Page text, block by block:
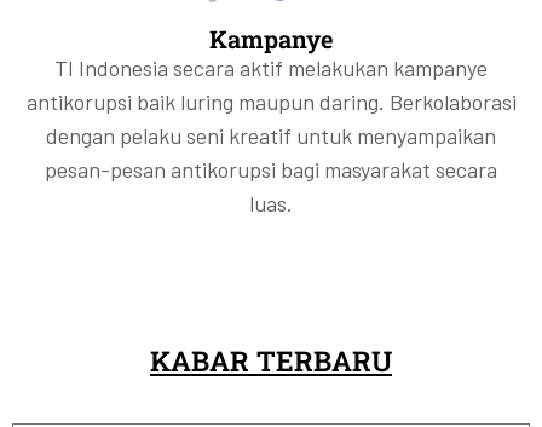
Kampanye
TI Indonesia secara aktif melakukan kampanye
antikorupsi baik luring maupun daring. Berkolaborasi
dengan pelaku seni kreatif untuk menyampaikan
pesan-pesan antikorupsi bagi masyarakat secara
luas.
KABAR TERBARU